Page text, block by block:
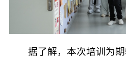
据了解，本次培训为